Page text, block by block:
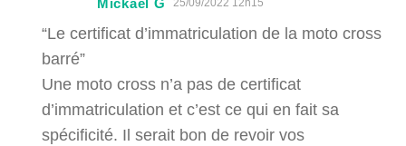
Mickael G
“Le certificat d’immatriculation de la moto cross
barré”
Une moto cross n’a pas de certificat
d’immatriculation et c’est ce qui en fait sa
spécificité. Il serait bon de revoir vos